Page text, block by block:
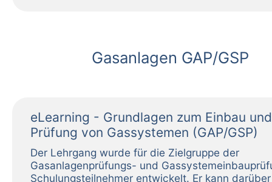
Gasanlagen GAP/GSP
eLearning - Grundlagen zum Einbau und
Prüfung von Gassystemen (GAP/GSP)